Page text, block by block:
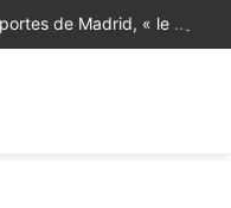
Des feux de forêt majeurs aux portes de Madrid, « le pire incendie de l’histoire de la région » [Vidéos]